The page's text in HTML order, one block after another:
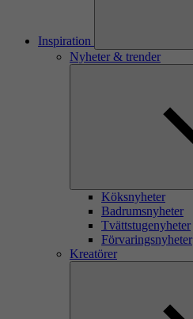
Inspiration
Nyheter & trender
Köksnyheter
Badrumsnyheter
Tvättstugenyheter
Förvaringsnyheter
Kreatörer